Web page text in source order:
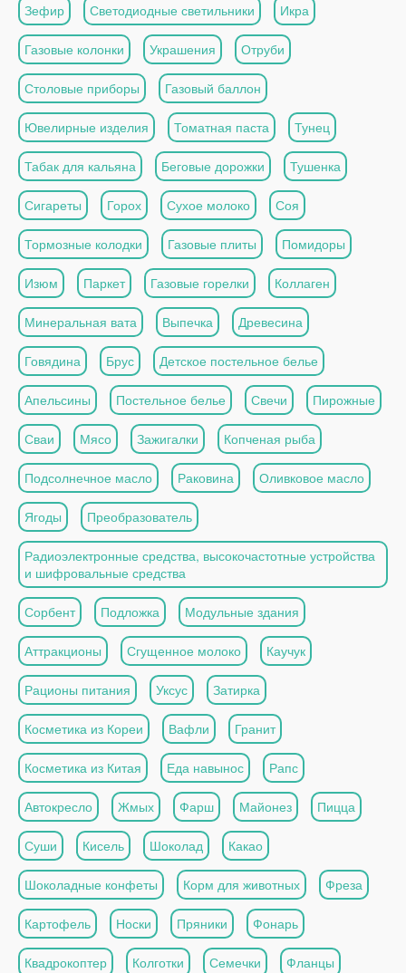
Зефир Светодиодные светильники Икра
Газовые колонки Украшения Отруби
Столовые приборы Газовый баллон
Ювелирные изделия Томатная паста Тунец
Табак для кальяна Беговые дорожки Тушенка
Сигареты Горох Сухое молоко Соя
Тормозные колодки Газовые плиты Помидоры
Изюм Паркет Газовые горелки Коллаген
Минеральная вата Выпечка Древесина
Говядина Брус Детское постельное белье
Апельсины Постельное белье Свечи Пирожные
Сваи Мясо Зажигалки Копченая рыба
Подсолнечное масло Раковина Оливковое масло
Ягоды Преобразователь
Радиоэлектронные средства, высокочастотные устройства
и шифровальные средства
Сорбент Подложка Модульные здания
Аттракционы Сгущенное молоко Каучук
Рационы питания Уксус Затирка
Косметика из Кореи Вафли Гранит
Косметика из Китая Еда навынос Рапс
Автокресло Жмых Фарш Майонез Пицца
Суши Кисель Шоколад Какао
Шоколадные конфеты Корм для животных Фреза
Картофель Носки Пряники Фонарь
Квадрокоптер Колготки Семечки Фланцы